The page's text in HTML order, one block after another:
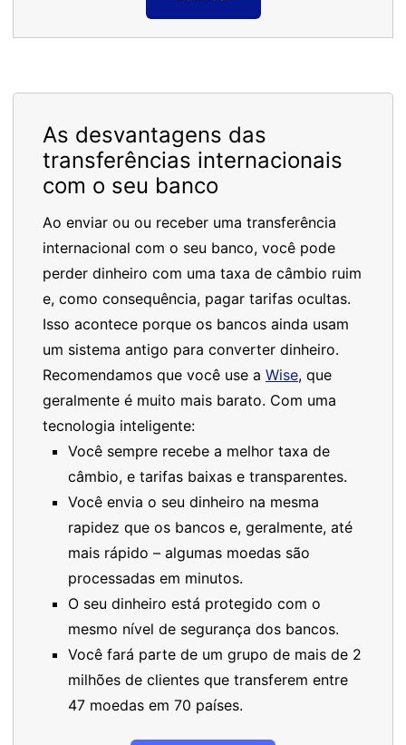
As desvantagens das
transferências internacionais
com o seu banco
Ao enviar ou ou receber uma transferência
internacional com o seu banco, você pode
perder dinheiro com uma taxa de câmbio ruim
e, como consequência, pagar tarifas ocultas.
Isso acontece porque os bancos ainda usam
um sistema antigo para converter dinheiro.
Recomendamos que você use a Wise, que
geralmente é muito mais barato. Com uma
tecnologia inteligente:
Você sempre recebe a melhor taxa de
câmbio, e tarifas baixas e transparentes.
Você envia o seu dinheiro na mesma
rapidez que os bancos e, geralmente, até
mais rápido – algumas moedas são
processadas em minutos.
O seu dinheiro está protegido com o
mesmo nível de segurança dos bancos.
Você fará parte de um grupo de mais de 2
milhões de clientes que transferem entre
47 moedas em 70 países.